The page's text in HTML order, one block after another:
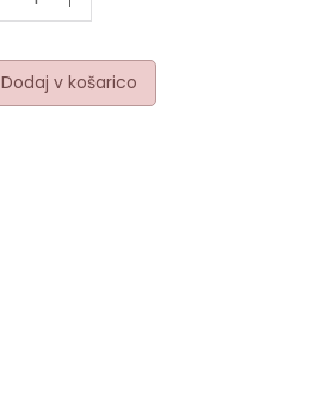
Dodaj v košarico